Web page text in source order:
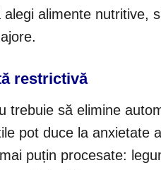
alimente nutritive,
restrictivă
trebuie să elimine
pot duce la
puțin procesate: